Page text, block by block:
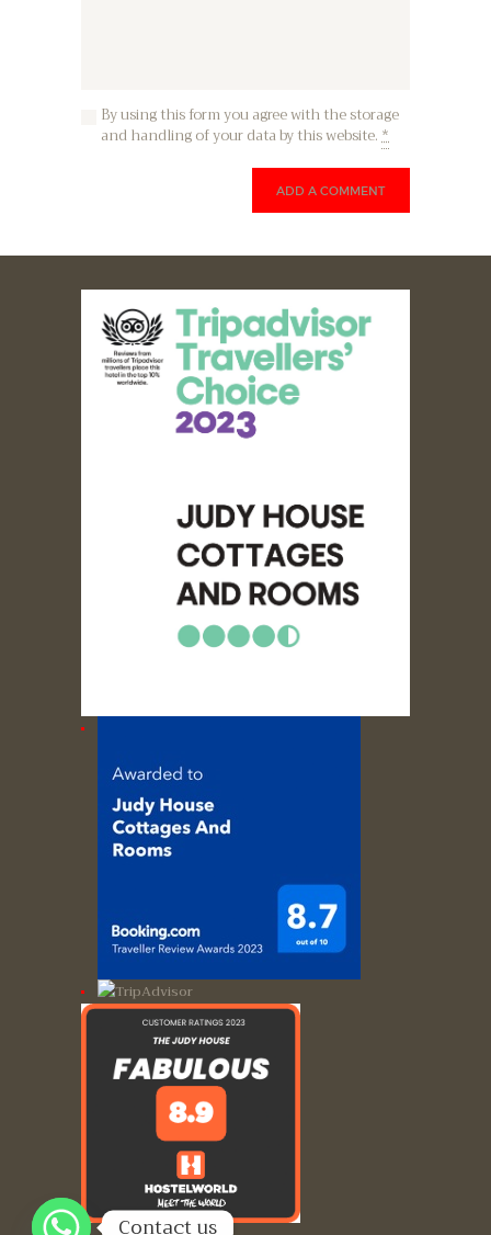
By using this form you agree with the storage
and handling of your data by this website.*
Contact us